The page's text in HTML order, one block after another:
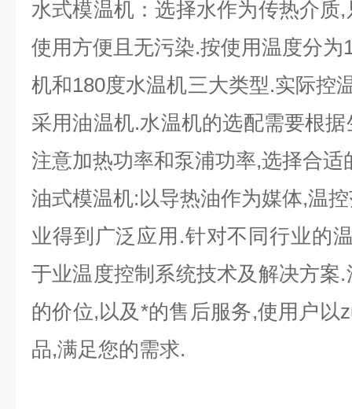
水式模温机：选择水作为传热介质
使用方便且无污染.按使用温度分为
机和180度水温机三大类型.实际控
采用油温机.水温机的选配需要根
注意加热功率和泵浦功率,选择合适
油式模温机:以导热油作为媒体,温
业得到广泛应用.针对不同行业的
于业温度控制系统技术及解决方案
的价位,以及*的售后服务,使用户以
品,满足您的需求.